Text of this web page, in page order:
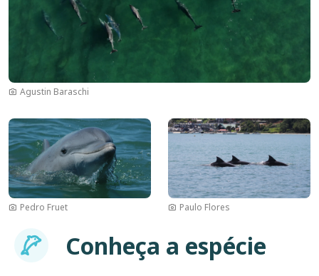
Agustin Baraschi
Imagem
Pedro Fruet
Imagem
Paulo Flores
Imagem Conheça a espécie